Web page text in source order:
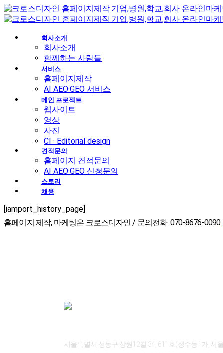
회사소개
회사소개
함께하는 사람들
서비스
홈페이지제작
AI AEO·GEO 서비스
메인 프로젝트
웹사이트
영상
사진
CI · Editorial design
견적문의
홈페이지 견적문의
AI AEO·GEO 신청문의
스토리
채용
[iamport_history_page]
홈페이지 제작, 마케팅은 크로스디자인 / 문의전화. 070-8676-0090
서울특별시 성동구 상원12길 34, 611호(성수동1가, 서